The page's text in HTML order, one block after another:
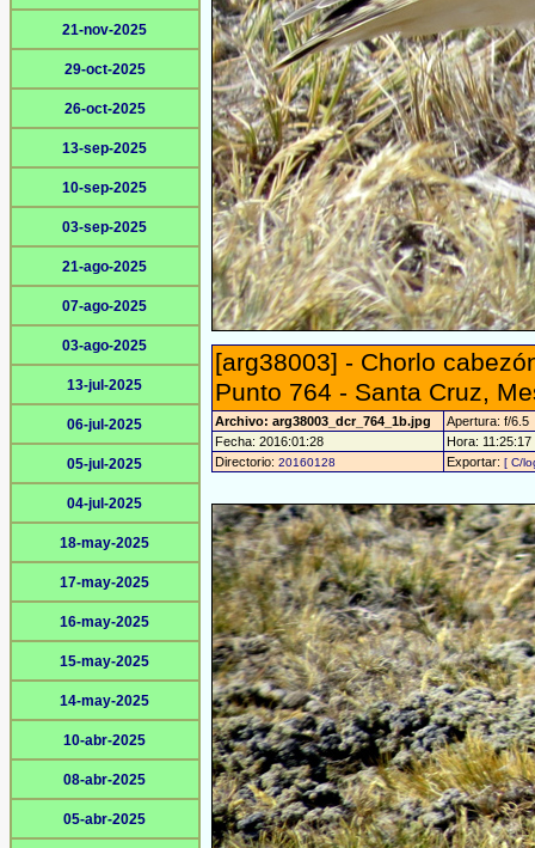
21-nov-2025
29-oct-2025
26-oct-2025
13-sep-2025
10-sep-2025
03-sep-2025
21-ago-2025
07-ago-2025
03-ago-2025
13-jul-2025
06-jul-2025
05-jul-2025
04-jul-2025
18-may-2025
17-may-2025
16-may-2025
15-may-2025
14-may-2025
10-abr-2025
08-abr-2025
05-abr-2025
[arg38003] - Chorlo
Punto 764 - Santa Cruz,
Archivo: arg38003_dcr_764_1b.jpg
Apertura: f/6.5
Fecha: 2016:01:28
Hora:
Directorio: 20160128 Exportar: [ C/